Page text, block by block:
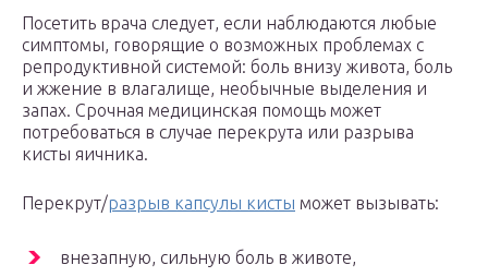
Посетить врача следует, если наблюдаются любые
симптомы, говорящие о возможных проблемах с
репродуктивной системой: боль внизу живота, боль
и жжение в влагалище, необычные выделения и
запах. Срочная медицинская помощь может
потребоваться в случае перекрута или разрыва
кисты яичника.
Перекрут/разрыв капсулы кисты может вызывать:
внезапную, сильную боль в животе,